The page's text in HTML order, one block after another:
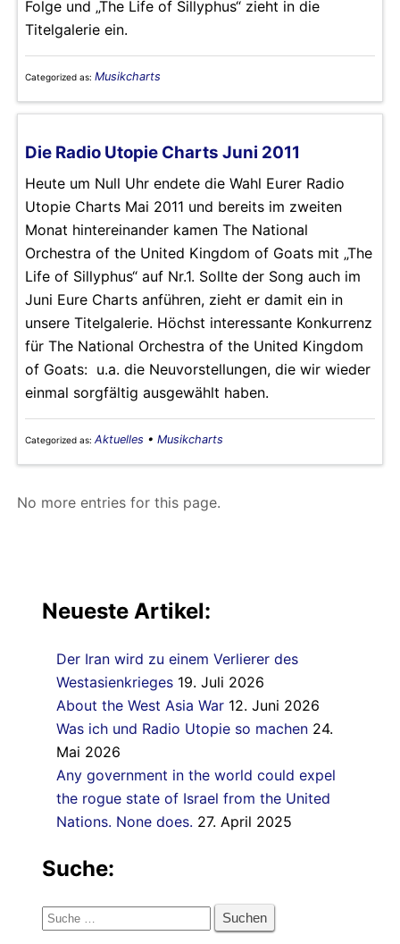
Folge und „The Life of Sillyphus“ zieht in die
Titelgalerie ein.
Categorized as: Musikcharts
Die Radio Utopie Charts Juni 2011
Heute um Null Uhr endete die Wahl Eurer Radio
Utopie Charts Mai 2011 und bereits im zweiten
Monat hintereinander kamen The National
Orchestra of the United Kingdom of Goats mit „The
Life of Sillyphus“ auf Nr.1. Sollte der Song auch im
Juni Eure Charts anführen, zieht er damit ein in
unsere Titelgalerie. Höchst interessante Konkurrenz
für The National Orchestra of the United Kingdom
of Goats: u.a. die Neuvorstellungen, die wir wieder
einmal sorgfältig ausgewählt haben.
Categorized as: Aktuelles • Musikcharts
No more entries for this page.
Neueste Artikel:
Der Iran wird zu einem Verlierer des
Westasienkrieges 19. Juli 2026
About the West Asia War 12. Juni 2026
Was ich und Radio Utopie so machen 24.
Mai 2026
Any government in the world could expel
the rogue state of Israel from the United
Nations. None does. 27. April 2025
Suche:
Suche